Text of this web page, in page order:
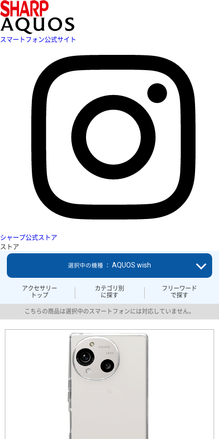
スマートフォン公式サイト
シャープ公式ストア
ストア
アクセサリー
トップ
カテゴリ別
に探す
フリーワード
で探す
選択中の機種 ： AQUOS wish
こちらの商品は選択中のスマートフォンには対応していません。